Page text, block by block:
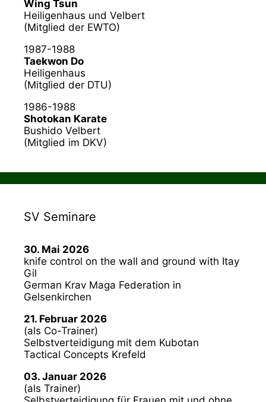
Wing Tsun
Heiligenhaus und Velbert
(Mitglied der EWTO)
1987-1988
Taekwon Do
Heiligenhaus
(Mitglied der DTU)
1986-1988
Shotokan Karate
Bushido Velbert
(Mitglied im DKV)
SV Seminare
30. Mai 2026
knife control on the wall and ground with Itay
Gil
German Krav Maga Federation in
Gelsenkirchen
21. Februar 2026
(als Co-Trainer)
Selbstverteidigung mit dem Kubotan
Tactical Concepts Krefeld
03. Januar 2026
(als Trainer)